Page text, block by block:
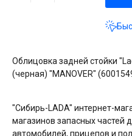
Облицовка задней стойки
(черная) "MANOVER"
"Сибирь-LADA" интернет-
магазинов запасных частей
автомобилей, прицепов и